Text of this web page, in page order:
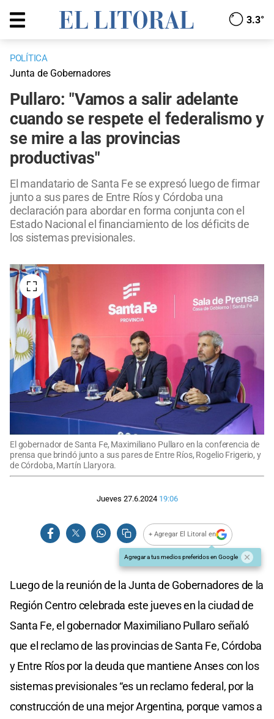
3.3°
POLÍTICA
Junta de Gobernadores
Pullaro: "Vamos a salir adelante
cuando se respete el federalismo y
se mire a las provincias
productivas"
El mandatario de Santa Fe se expresó luego de firmar
junto a sus pares de Entre Ríos y Córdoba una
declaración para abordar en forma conjunta con el
Estado Nacional el financiamiento de los déficits de
los sistemas previsionales.
El gobernador de Santa Fe, Maximiliano Pullaro en la conferencia de
prensa que brindó junto a sus pares de Entre Ríos, Rogelio Frigerio, y
de Córdoba, Martín Llaryora.
Jueves 27.6.2024 19:06
+ Agregar El Litoral en
Agregar a tus medios preferidos en Google
Luego de la reunión de la Junta de Gobernadores de la
Región Centro celebrada este jueves en la ciudad de
Santa Fe, el gobernador Maximiliano Pullaro señaló
que el reclamo de las provincias de Santa Fe, Córdoba
y Entre Ríos por la deuda que mantiene Anses con los
sistemas previsionales “es un reclamo federal, por la
construcción de una mejor Argentina, porque vamos a